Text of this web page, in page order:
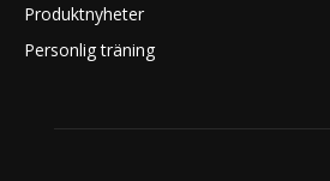
Produktnyheter
Personlig träning